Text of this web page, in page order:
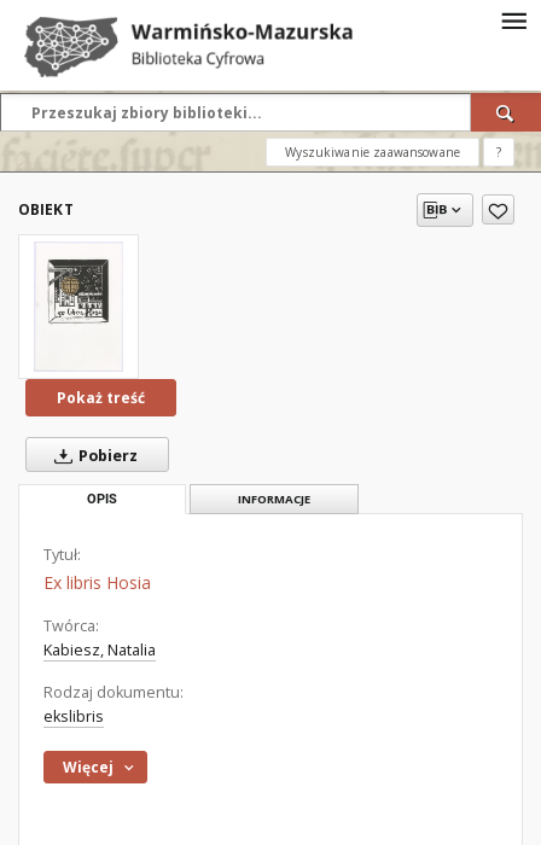
Wyszukiwanie zaawansowane ?
OBIEKT
Pokaż treść
Pobierz
OPIS INFORMACJE
Tytuł:
Ex libris Hosia
Twórca:
Kabiesz, Natalia
Rodzaj dokumentu:
ekslibris
Więcej